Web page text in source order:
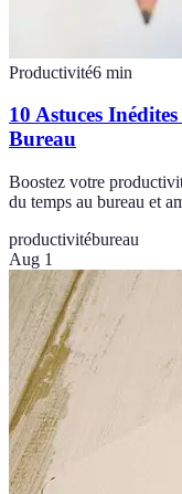
Productivité6 min
10 Astuces
Bureau
Boostez votre
du temps au bureau et
productivitébureau
Aug 1